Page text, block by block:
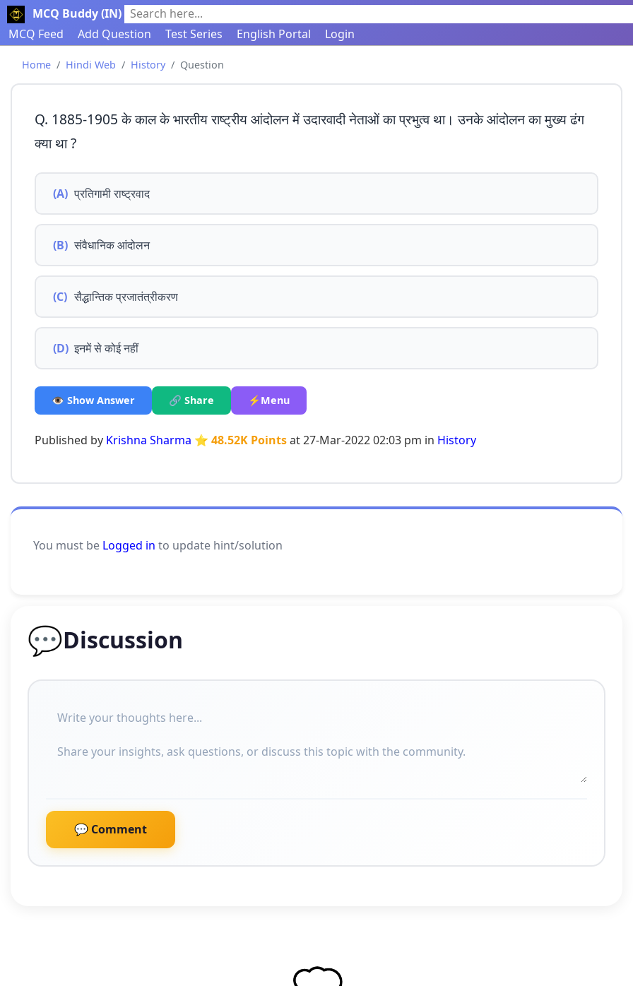
MCQ Buddy (IN) Search here...
MCQ Feed
Add Question Test Series English Portal Login
Home Hindi Web History Question
Q. 1885-1905 के काल के भारतीय राष्ट्रीय आंदोलन में उदारवादी नेताओं का प्रभुत्व था। उनके आंदोलन का मुख्य ढंग
क्या था ?
(A) प्रतिगामी राष्ट्रवाद
(B) संवैधानिक आंदोलन
(C) सैद्धान्तिक प्रजातंत्रीकरण
(D) इनमें से कोई नहीं
👁️ Show Answer 🔗 Share ⚡Menu
Published by Krishna Sharma ⭐ 48.52K Pointsat 27-Mar-2022 02:03 pm in History
You must be Logged in to update hint/solution
💬Discussion
💬 Comment